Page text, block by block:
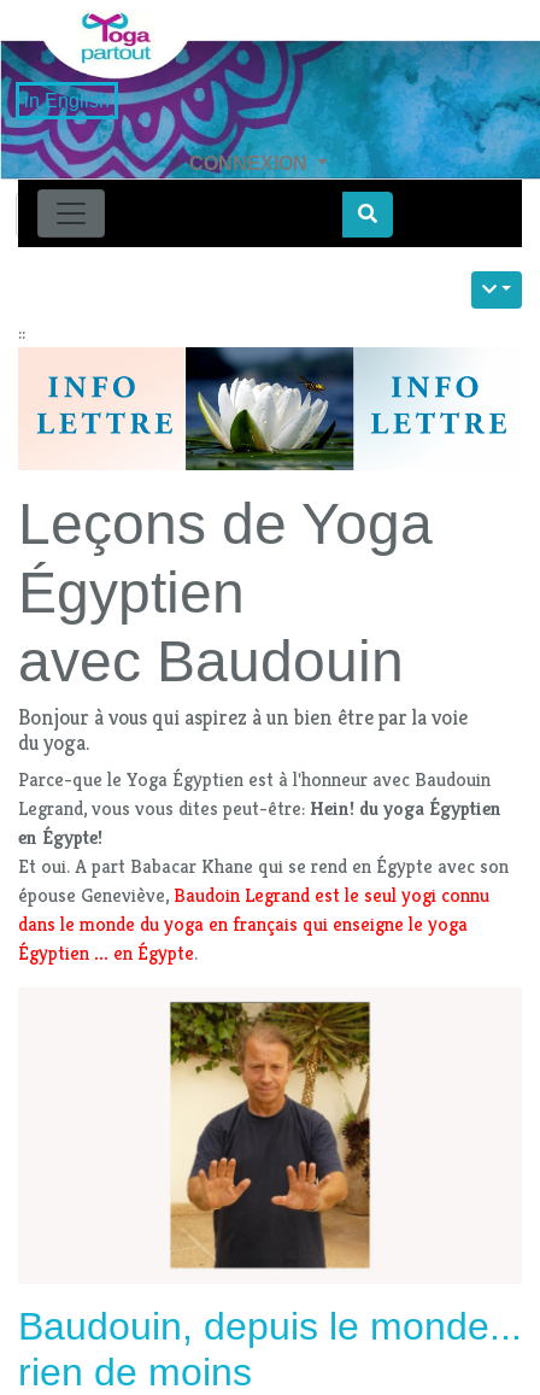
in English
CONNEXION
Find
::
Leçons de Yoga
Égyptien
avec Baudouin
Bonjour à vous qui aspirez à un bien être par la voie
du yoga.
Parce-que le Yoga Égyptien est à l'honneur avec Baudouin
Legrand, vous vous dites peut-être: Hein! du yoga Égyptien
en Égypte!
Et oui. A part Babacar Khane qui se rend en Égypte avec son
épouse Geneviève, Baudoin Legrand est le seul yogi connu
dans le monde du yoga en français qui enseigne le yoga
Égyptien ... en Égypte.
Baudouin, depuis le monde...
rien de moins